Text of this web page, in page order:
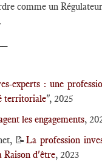
comme un
experts : une
territoriale", 2025
les engagements,
📝La profession
Raison d'être, 2023